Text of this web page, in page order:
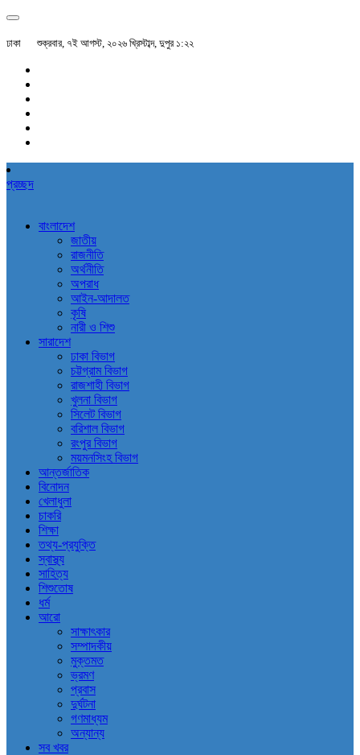
ঢাকা শুক্রবার, ৭ই আগস্ট, ২০২৬ খ্রিস্টাব্দ, দুপুর ১:২২
প্রচ্ছদ
বাংলাদেশ
জাতীয়
রাজনীতি
অর্থনীতি
অপরাধ
আইন-আদালত
কৃষি
নারী ও শিশু
সারাদেশ
ঢাকা বিভাগ
চট্টগ্রাম বিভাগ
রাজশাহী বিভাগ
খুলনা বিভাগ
সিলেট বিভাগ
বরিশাল বিভাগ
রংপুর বিভাগ
ময়মনসিংহ বিভাগ
আন্তর্জাতিক
বিনোদন
খেলাধুলা
চাকরি
শিক্ষা
তথ্য-প্রযুক্তি
স্বাস্থ্য
সাহিত্য
শিশুতোষ
ধর্ম
আরো
সাক্ষাৎকার
সম্পাদকীয়
মুক্তমত
ভ্রমণ
প্রবাস
দুর্ঘটনা
গণমাধ্যম
অন্যান্য
সব খবর